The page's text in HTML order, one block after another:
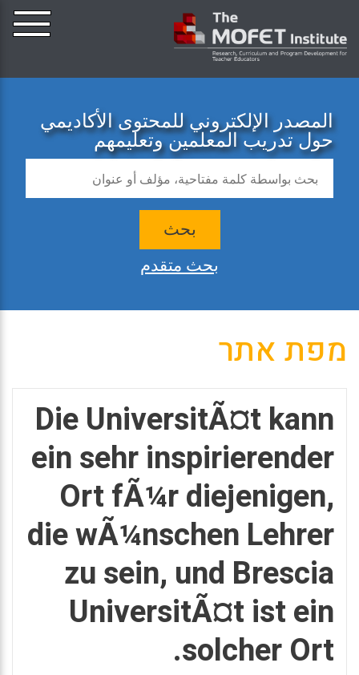
المصدر الإلكتروني للمحتوى الأكاديمي
حول تدريب المعلمين وتعليمهم
بحث
بحث متقدم
מפת אתר
Die UniversitÃ¤t kann
ein sehr inspirierender
Ort fÃ¼r diejenigen,
die wÃ¼nschen Lehrer
zu sein, und Brescia
UniversitÃ¤t ist ein
solcher Ort.